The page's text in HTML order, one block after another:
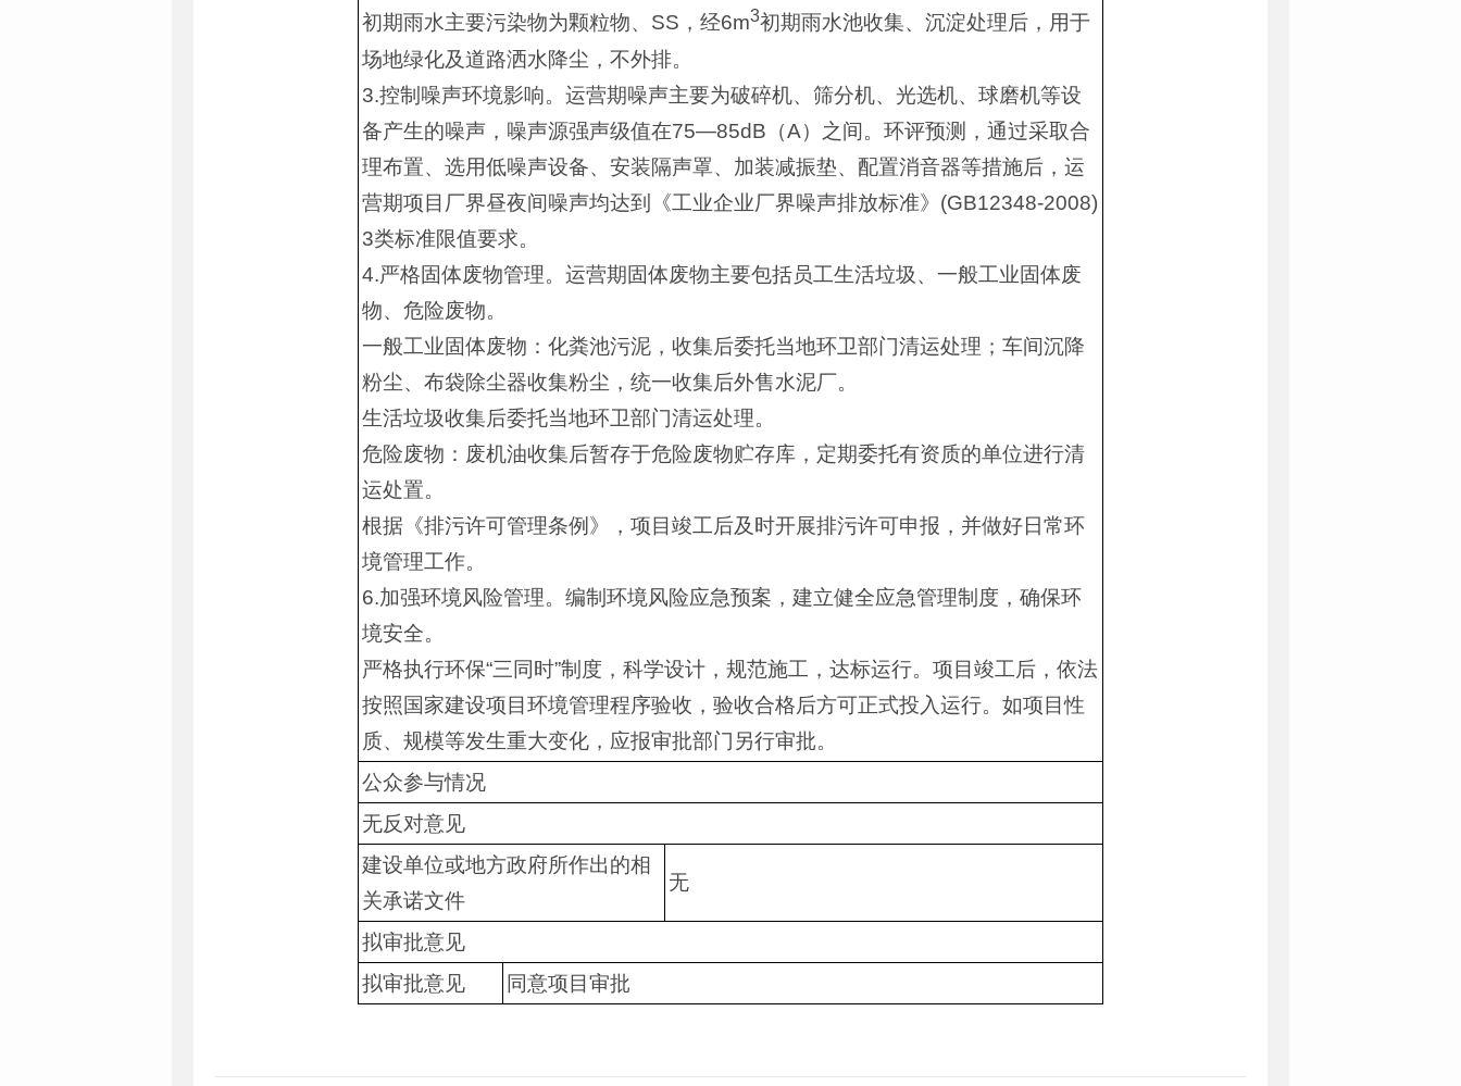
初期雨水主要污染物为颗粒物、SS，经6m3初期雨水池收集、沉淀处理后，用于
场地绿化及道路洒水降尘，不外排。
3.控制噪声环境影响。运营期噪声主要为破碎机、筛分机、光选机、球磨机等设
备产生的噪声，噪声源强声级值在75—85dB（A）之间。环评预测，通过采取合
理布置、选用低噪声设备、安装隔声罩、加装减振垫、配置消音器等措施后，运
营期项目厂界昼夜间噪声均达到《工业企业厂界噪声排放标准》(GB12348-2008)
3类标准限值要求。
4.严格固体废物管理。运营期固体废物主要包括员工生活垃圾、一般工业固体废
物、危险废物。
一般工业固体废物：化粪池污泥，收集后委托当地环卫部门清运处理；车间沉降
粉尘、布袋除尘器收集粉尘，统一收集后外售水泥厂。
生活垃圾收集后委托当地环卫部门清运处理。
危险废物：废机油收集后暂存于危险废物贮存库，定期委托有资质的单位进行清
运处置。
根据《排污许可管理条例》，项目竣工后及时开展排污许可申报，并做好日常环
境管理工作。
6.加强环境风险管理。编制环境风险应急预案，建立健全应急管理制度，确保环
境安全。
严格执行环保“三同时”制度，科学设计，规范施工，达标运行。项目竣工后，依法
按照国家建设项目环境管理程序验收，验收合格后方可正式投入运行。如项目性
质、规模等发生重大变化，应报审批部门另行审批。
公众参与情况
无反对意见
建设单位或地方政府所作出的相
关承诺文件
无
拟审批意见
拟审批意见
同意项目审批